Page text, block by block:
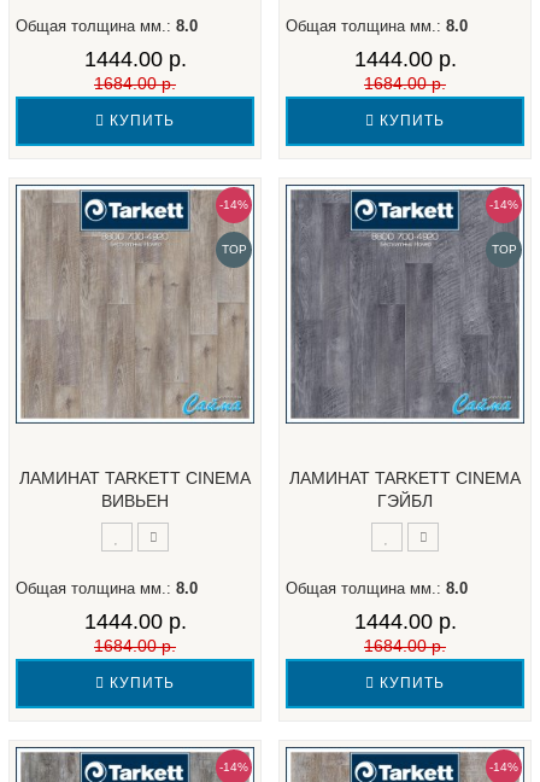
Общая толщина мм.: 8.0
1444.00 р.
1684.00 р.
КУПИТЬ
Общая толщина мм.: 8.0
1444.00 р.
1684.00 р.
КУПИТЬ
-14%
TOP
ЛАМИНАТ TARKETT CINEMA
ВИВЬЕН
Общая толщина мм.: 8.0
1444.00 р.
1684.00 р.
КУПИТЬ
-14%
TOP
ЛАМИНАТ TARKETT CINEMA
ГЭЙБЛ
Общая толщина мм.: 8.0
1444.00 р.
1684.00 р.
КУПИТЬ
-14% -14%